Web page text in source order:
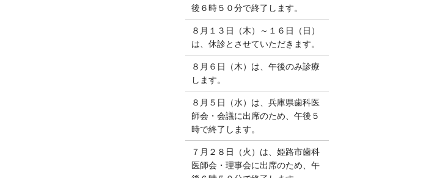
後６時５０分で終了します。
８月１３日（木）～１６日（日）
は、休診とさせていただきます。
８月６日（木）は、午後のみ診療
します。
８月５日（水）は、兵庫県歯科医
師会・会議に出席のため、午後５
時で終了します。
７月２８日（火）は、姫路市歯科
医師会・理事会に出席のため、午